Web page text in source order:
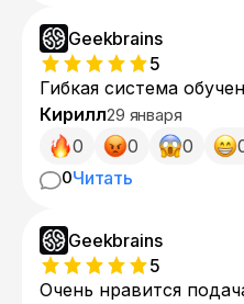
Geekbrains
5
Гибкая система
Кирилл29 января
0 0 0
0Читать
Geekbrains
5
Очень нравится